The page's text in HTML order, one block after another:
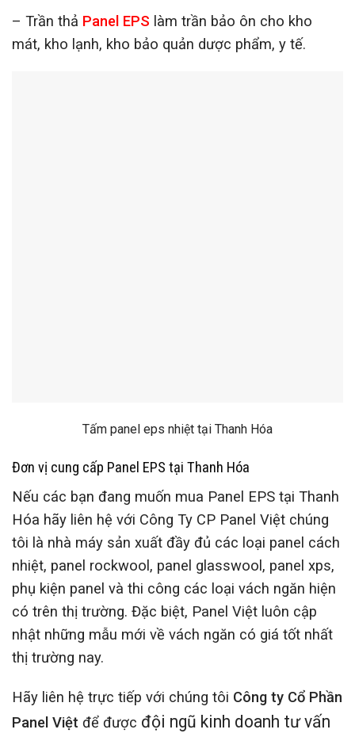
– Trần thả Panel EPS làm trần bảo ôn cho kho
mát, kho lạnh, kho bảo quản dược phẩm, y tế.
Tấm panel eps nhiệt tại Thanh Hóa
Đơn vị cung cấp Panel EPS tại Thanh Hóa
Nếu các bạn đang muốn mua Panel EPS tại Thanh
Hóa hãy liên hệ với Công Ty CP Panel Việt chúng
tôi là nhà máy sản xuất đầy đủ các loại panel cách
nhiệt, panel rockwool, panel glasswool, panel xps,
phụ kiện panel và thi công các loại vách ngăn hiện
có trên thị trường. Đặc biệt, Panel Việt luôn cập
nhật những mẫu mới về vách ngăn có giá tốt nhất
thị trường nay.
Hãy liên hệ trực tiếp với chúng tôi Công ty Cổ Phần
Panel Việt để được đội ngũ kinh doanh tư vấn